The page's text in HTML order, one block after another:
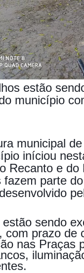
estão
município
municipal
iníciou
Recanto e
fazem parte
sendo
com prazo de
nas Praças